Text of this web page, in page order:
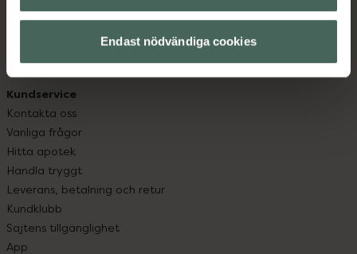
Endast nödvändiga cookies
datorn. Oavsett vem du är så är det vårt uppdrag att
Kundservice
Kontakta oss
Vanliga frågor
Hitta apotek
Handla tryggt
Leverans, betalning och retur
Kundklubb
Sajtens tillgänglighet
App